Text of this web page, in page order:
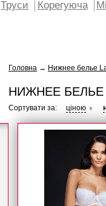
Труси Корегуюча
Головна → Нижнее белье
НИЖНЕЕ БЕЛЬЕ
Сортувати за: ціною ▼